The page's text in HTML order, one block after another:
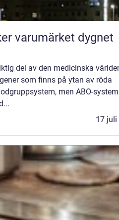
varumärket dygnet
del av den medicinska
som finns på ytan av röda
men ABO-
17 juli